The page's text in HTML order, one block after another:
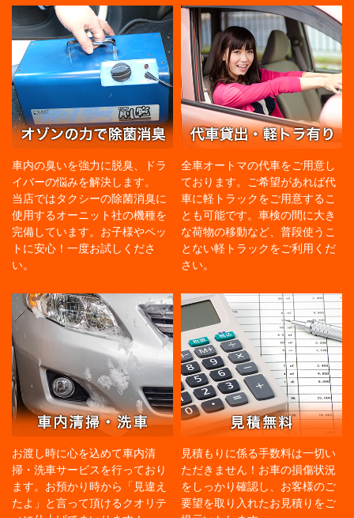
車内の臭いを強力に脱臭、ドラ
イバーの悩みを解決します。
当店ではタクシーの除菌消臭に
使用するオーニット社の機種を
完備しています。お子様やペッ
トに安心！一度お試しくださ
い。
全車オートマの代車をご用意し
ております。ご希望があれば代
車に軽トラックをご用意するこ
とも可能です。車検の間に大き
な荷物の移動など、普段使うこ
とない軽トラックをご利用くだ
さい。
お渡し時に心を込めて車内清
掃・洗車サービスを行っており
ます。お預かり時から「見違え
たよ」と言って頂けるクオリテ
見積もりに係る手数料は一切い
ただきません！お車の損傷状況
をしっかり確認し、お客様のご
要望を取り入れたお見積りをご